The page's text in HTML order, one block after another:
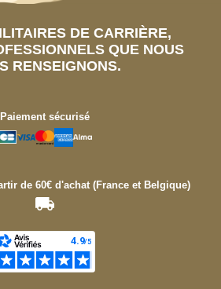
DE CARRIÈRE,
QUE NOUS
RENSEIGNONS.
Paiement sécurisé
de 60€ d'achat (France et Belgique)